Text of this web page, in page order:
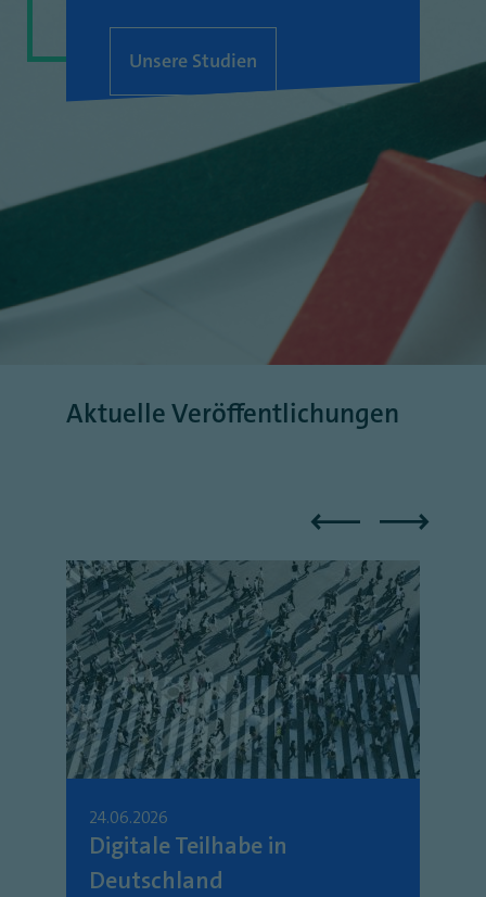
Unsere Studien
Aktuelle Veröffentlichungen
24.06.2026
Digitale Teilhabe in
Deutschland